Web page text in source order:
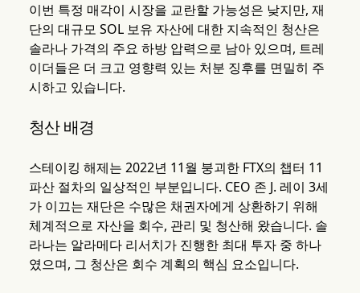
이번 특정 매각이 시장을 교란할 가능성은 낮지만, 재
단의 대규모 SOL 보유 자산에 대한 지속적인 청산은
솔라나 가격의 주요 하방 압력으로 남아 있으며, 트레
이더들은 더 크고 영향력 있는 처분 징후를 면밀히 주
시하고 있습니다.
청산 배경
스테이킹 해제는 2022년 11월 붕괴한 FTX의 챕터 11
파산 절차의 일상적인 부분입니다. CEO 존 J. 레이 3세
가 이끄는 재단은 수많은 채권자에게 상환하기 위해
체계적으로 자산을 회수, 관리 및 청산해 왔습니다. 솔
라나는 알라메다 리서치가 진행한 최대 투자 중 하나
였으며, 그 청산은 회수 계획의 핵심 요소입니다.